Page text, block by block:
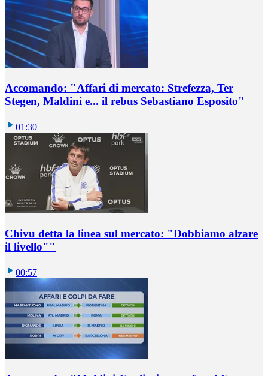
Accomando: "Affari di mercato: Strefezza, Ter
Stegen, Maldini e... il rebus Sebastiano Esposito"
01:30
Chivu detta la linea sul mercato: "Dobbiamo alzare
il livello""
00:57